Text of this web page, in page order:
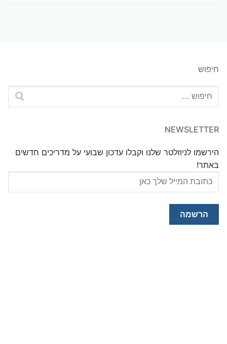
חיפוש
חפש:
NEWSLETTER
הירשמו לניוזלטר שלנו וקבלו עדכון שבועי על מדריכים חדשים
באתר!